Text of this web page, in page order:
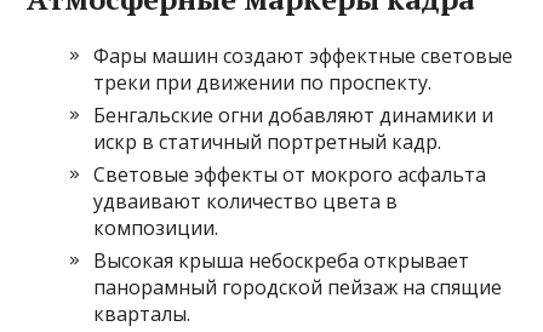
Фары машин создают эффектные световые
треки при движении по проспекту.
Бенгальские огни добавляют динамики и
искр в статичный портретный кадр.
Световые эффекты от мокрого асфальта
удваивают количество цвета в
композиции.
Высокая крыша небоскреба открывает
панорамный городской пейзаж на спящие
кварталы.